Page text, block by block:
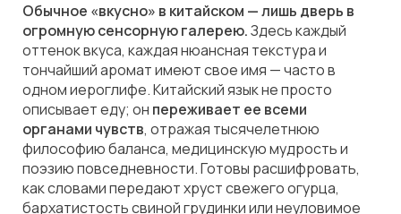
Обычное «вкусно» в китайском — лишь дверь в
огромную сенсорную галерею.Здесь каждый
оттенок вкуса, каждая нюансная текстура и
тончайший аромат имеют свое имя — часто в
одном иероглифе. Китайский язык не просто
описывает еду; он переживает ее всеми
органами чувств, отражая тысячелетнюю
философию баланса, медицинскую мудрость и
поэзию повседневности. Готовы расшифровать,
как словами передают хруст свежего огурца,
бархатистость свиной грудинки или неуловимое